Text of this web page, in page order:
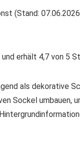
(Stand:
erhält 4,7 von 5
als dekorative
Sockel umbauen,